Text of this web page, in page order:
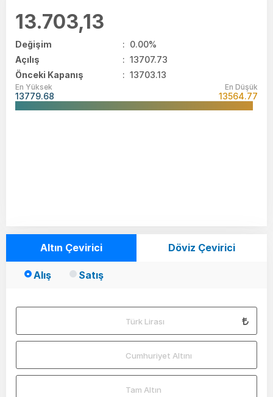
13.703,13
Değişim : 0.00%
Açılış
: 13707.73
Önceki Kapanış
: 13703.13
En Yüksek
13779.68
En Düşük
13564.77
Altın Çevirici Döviz Çevirici
Alış Satış
Türk Lirası
Cumhuriyet Altını
Tam Altın